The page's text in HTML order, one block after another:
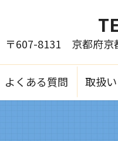
よくある質問 取扱
〒607-8131 京都府京